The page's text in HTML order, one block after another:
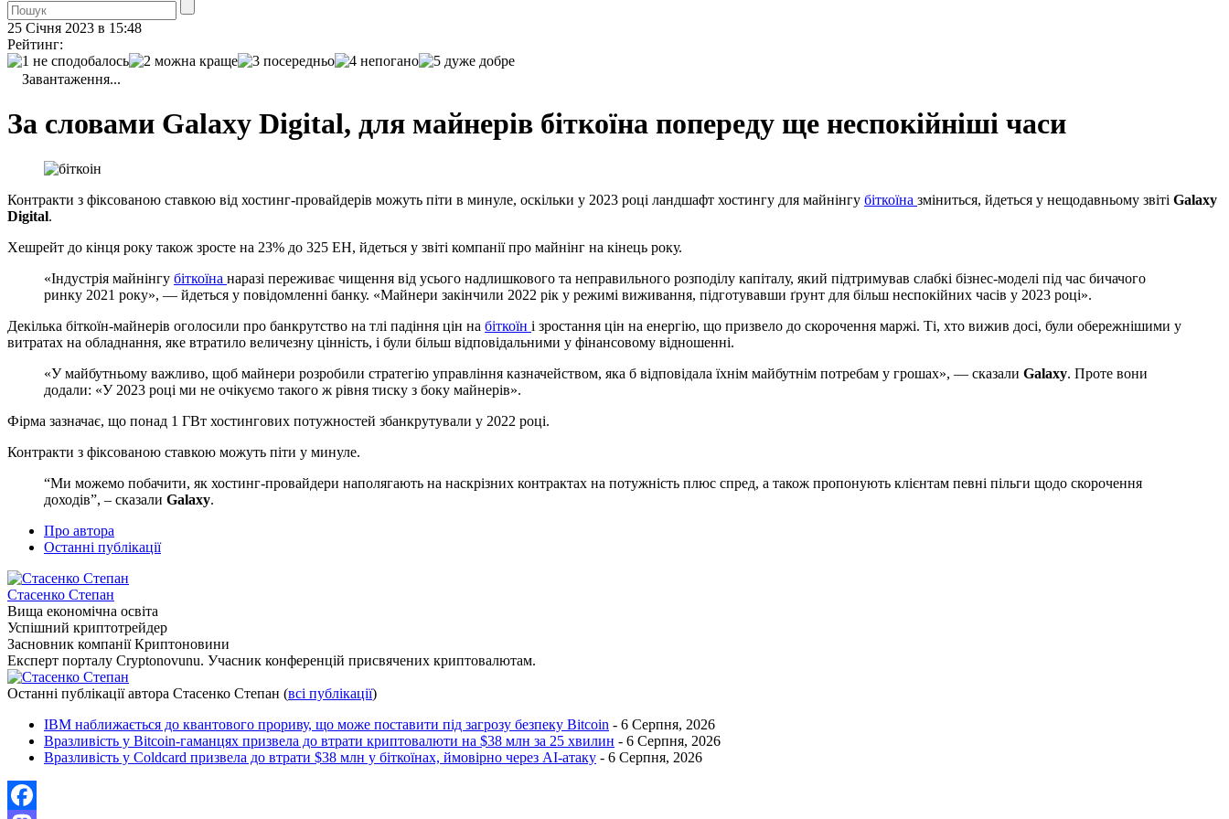
25 Січня 2023 в 15:48
Рейтинг:
Завантаження...
За словами Galaxy Digital, для майнерів біткоїна попереду ще неспокійніші часи
Контракти з фіксованою ставкою від хостинг-провайдерів можуть піти в минуле, оскільки у 2023 році ландшафт хостингу для майнінгу біткоїна зміниться, йдеться у нещодавньому звіті Galaxy
Digital.
Хешрейт до кінця року також зросте на 23% до 325 EH, йдеться у звіті компанії про майнінг на кінець року.
«Індустрія майнінгу біткоїна наразі переживає чищення від усього надлишкового та неправильного розподілу капіталу, який підтримував слабкі бізнес-моделі під час бичачого
ринку 2021 року», — йдеться у повідомленні банку. «Майнери закінчили 2022 рік у режимі виживання, підготувавши ґрунт для більш неспокійних часів у 2023 році».
Декілька біткоїн-майнерів оголосили про банкрутство на тлі падіння цін на біткоїн і зростання цін на енергію, що призвело до скорочення маржі. Ті, хто вижив досі, були обережнішими у
витратах на обладнання, яке втратило величезну цінність, і були більш відповідальними у фінансовому відношенні.
«У майбутньому важливо, щоб майнери розробили стратегію управління казначейством, яка б відповідала їхнім майбутнім потребам у грошах», — сказали Galaxy. Проте вони
додали: «У 2023 році ми не очікуємо такого ж рівня тиску з боку майнерів».
Фірма зазначає, що понад 1 ГВт хостингових потужностей збанкрутували у 2022 році.
Контракти з фіксованою ставкою можуть піти у минуле.
“Ми можемо побачити, як хостинг-провайдери наполягають на наскрізних контрактах на потужність плюс спред, а також пропонують клієнтам певні пільги щодо скорочення
доходів”, – сказали Galaxy.
Про автора
Останні публікації
Стасенко Степан
Вища економічна освіта
Успішний криптотрейдер
Засновник компанії Криптоновини
Експерт порталу Cryptonovunu. Учасник конференцій присвячених криптовалютам.
Останні публікації автора Стасенко Степан (всі публікації)
IBM наближається до квантового прориву, що може поставити під загрозу безпеку Bitcoin - 6 Серпня, 2026
Вразливість у Bitcoin-гаманцях призвела до втрати криптовалюти на $38 млн за 25 хвилин - 6 Серпня, 2026
Вразливість у Coldcard призвела до втрати $38 млн у біткоїнах, ймовірно через AI-атаку - 6 Серпня, 2026